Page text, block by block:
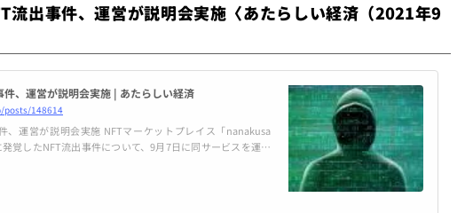
流出事件、運営が説明会実施〈あたらしい経済（2021年9
、運営が説明会実施 | あたらしい経済
posts/148614
、運営が説明会実施 NFTマーケットプレイス「nanakusa
発覚したNFT流出事件について、9月7日に同サービスを運営